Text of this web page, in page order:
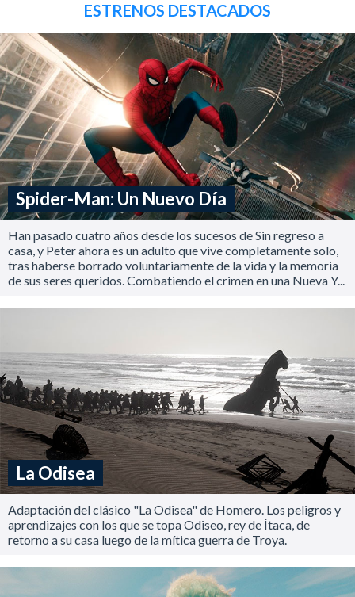
ESTRENOS DESTACADOS
Spider-Man: Un Nuevo Día
Han pasado cuatro años desde los sucesos de Sin regreso a
casa, y Peter ahora es un adulto que vive completamente solo,
tras haberse borrado voluntariamente de la vida y la memoria
de sus seres queridos. Combatiendo el crimen en una Nueva Y...
La Odisea
Adaptación del clásico "La Odisea" de Homero. Los peligros y
aprendizajes con los que se topa Odiseo, rey de Ítaca, de
retorno a su casa luego de la mítica guerra de Troya.